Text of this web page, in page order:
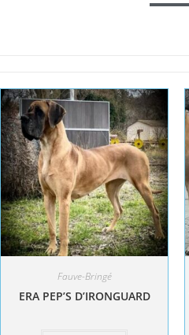
Fauve-Bringé
ERA PEP’S D’IRONGUARD